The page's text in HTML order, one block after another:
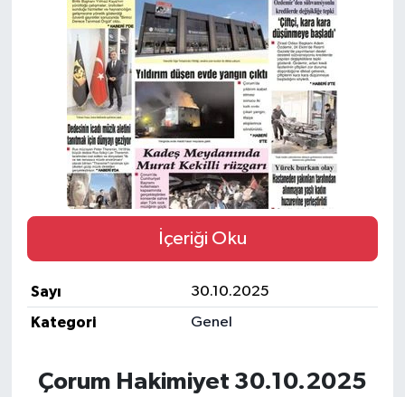
İçeriği Oku
Sayı
30.10.2025
Kategori
Genel
Çorum Hakimiyet 30.10.2025
İLÇELER
OTOPARK
TEKNOLOJİ